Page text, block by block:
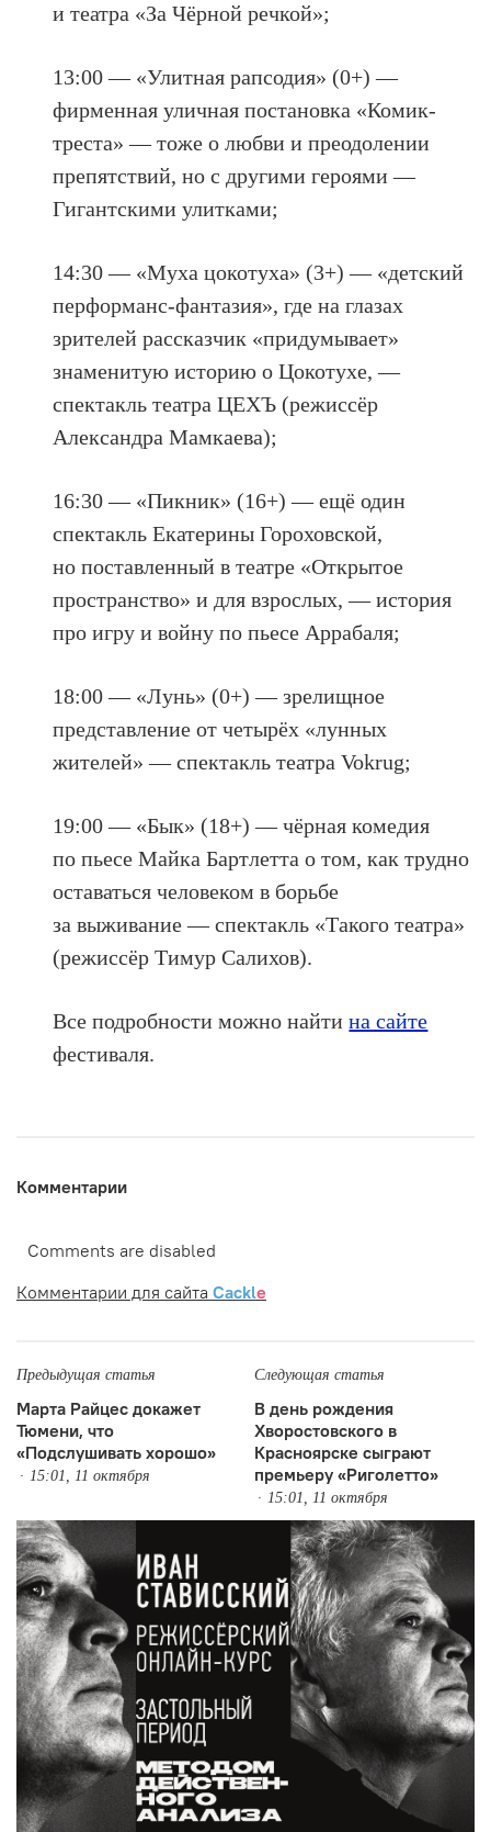
и театра «За Чёрной речкой»;
13:00 — «Улитная рапсодия» (0+) —
фирменная уличная постановка «Комик-
треста» — тоже о любви и преодолении
препятствий, но с другими героями —
Гигантскими улитками;
14:30 — «Муха цокотуха» (3+) — «детский
перформанс-фантазия», где на глазах
зрителей рассказчик «придумывает»
знаменитую историю о Цокотухе, —
спектакль театра ЦЕХЪ (режиссёр
Александра Мамкаева);
16:30 — «Пикник» (16+) — ещё один
спектакль Екатерины Гороховской,
но поставленный в театре «Открытое
пространство» и для взрослых, — история
про игру и войну по пьесе Аррабаля;
18:00 — «Лунь» (0+) — зрелищное
представление от четырёх «лунных
жителей» — спектакль театра Vokrug;
19:00 — «Бык» (18+) — чёрная комедия
по пьесе Майка Бартлетта о том, как трудно
оставаться человеком в борьбе
за выживание — спектакль «Такого театра»
(режиссёр Тимур Салихов).
Все подробности можно найтина сайте
фестиваля.
Комментарии
Comments are disabled
Комментарии для сайта Cackle
Предыдущая статья
Марта Райцес докажет
Тюмени, что
«Подслушивать хорошо»
15:01, 11 октября
Следующая статья
В день рождения
Хворостовского в
Красноярске сыграют
премьеру «Риголетто»
15:01, 11 октября